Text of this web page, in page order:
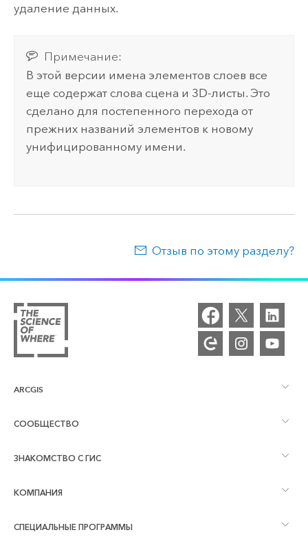
удаление данных.
Примечание:
В этой версии имена элементов слоев все
еще содержат слова сцена и 3D-листы. Это
сделано для постепенного перехода от
прежних названий элементов к новому
унифицированному имени.
Отзыв по этому разделу?
ARCGIS
Обзор ArcGIS
Картография
СООБЩЕСТВО
Сообщества и форумы
Блог ArcGIS
ЗНАКОМСТВО С ГИС
Что такое ГИС?
Аналитика, основанная на местоположении
КОМПАНИЯ
Об Esri
СПЕЦИАЛЬНЫЕ ПРОГРАММЫ